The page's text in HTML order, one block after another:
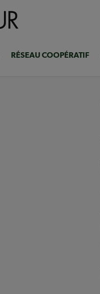
RÉSEAU COOPÉRATIF